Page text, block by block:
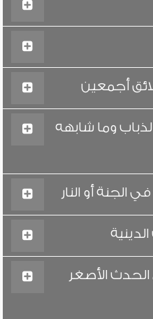
أجمعين
وما شابهه
أو النار
الحدث الأصغر